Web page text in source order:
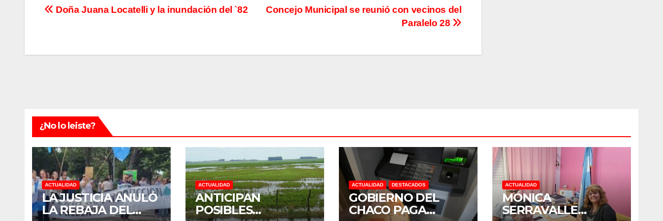
Navegación
entradas
Concejo Municipal se reunió con vecinos del
Paralelo 28
Doña Juana Locatelli y la inundación del `82
¿No lo leiste?
ACTUALIDAD
LA JUSTICIA ANULÓ
LA REBAJA DEL
ACTUALIDAD
ANTICIPAN
POSIBLES
ACTUALIDAD DESTACADOS
GOBIERNO DEL
CHACO PAGA
ACTUALIDAD
MÓNICA
SERRAVALLE